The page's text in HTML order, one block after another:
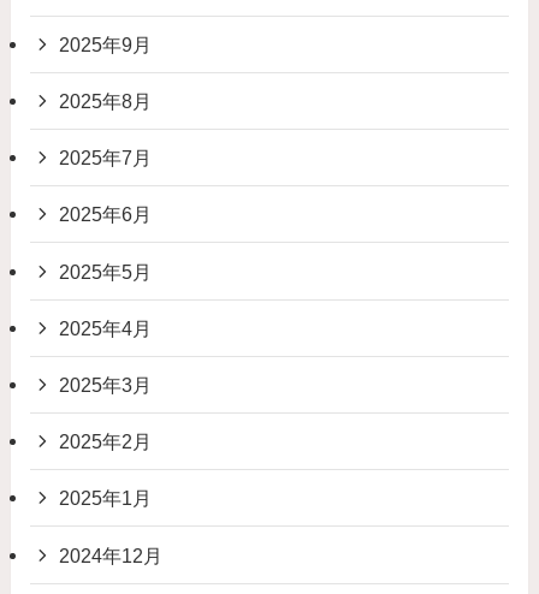
2025年9月
2025年8月
2025年7月
2025年6月
2025年5月
2025年4月
2025年3月
2025年2月
2025年1月
2024年12月